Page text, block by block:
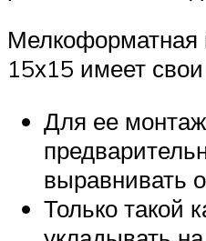
Мелкоформатная
15х15 имеет
Для ее
выравнивать
Только такой